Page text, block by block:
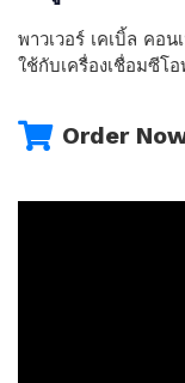
พาวเวอร์ เคเบิ้ล คอ
ใช้กับเครื่องเชื่อมซีโอ
Order